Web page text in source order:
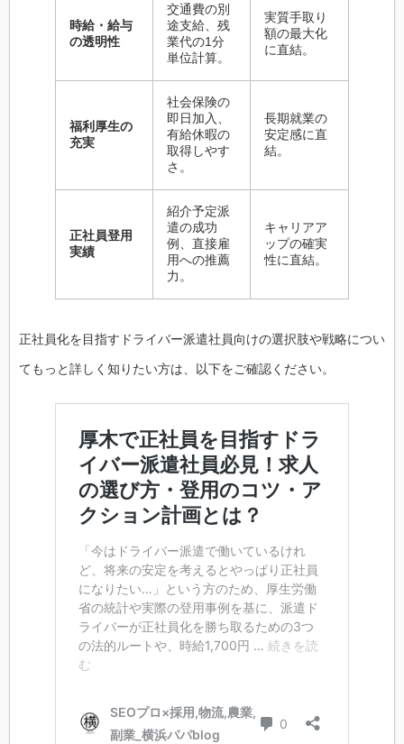
時給・給与
の透明性
交通費の別
途支給、残
業代の1分
単位計算。
実質手取り
額の最大化
に直結。
福利厚生の
充実
社会保険の
即日加入、
有給休暇の
取得しやす
さ。
長期就業の
安定感に直
結。
正社員登用
実績
紹介予定派
遣の成功
例、直接雇
用への推薦
力。
キャリアア
ップの確実
性に直結。
正社員化を目指すドライバー派遣社員向けの選択肢や戦略につい
てもっと詳しく知りたい方は、以下をご確認ください。